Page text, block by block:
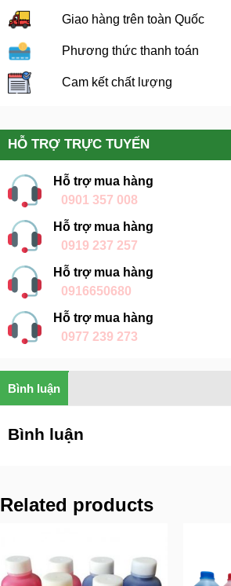
Giao hàng trên toàn Quốc
Phương thức thanh toán
Cam kết chất lượng
HỖ TRỢ TRỰC TUYẾN
Hỗ trợ mua hàng
0901 357 008
Hỗ trợ mua hàng
0919 237 257
Hỗ trợ mua hàng
0916650680
Hỗ trợ mua hàng
0977 239 273
Bình luận
Bình luận
Related products